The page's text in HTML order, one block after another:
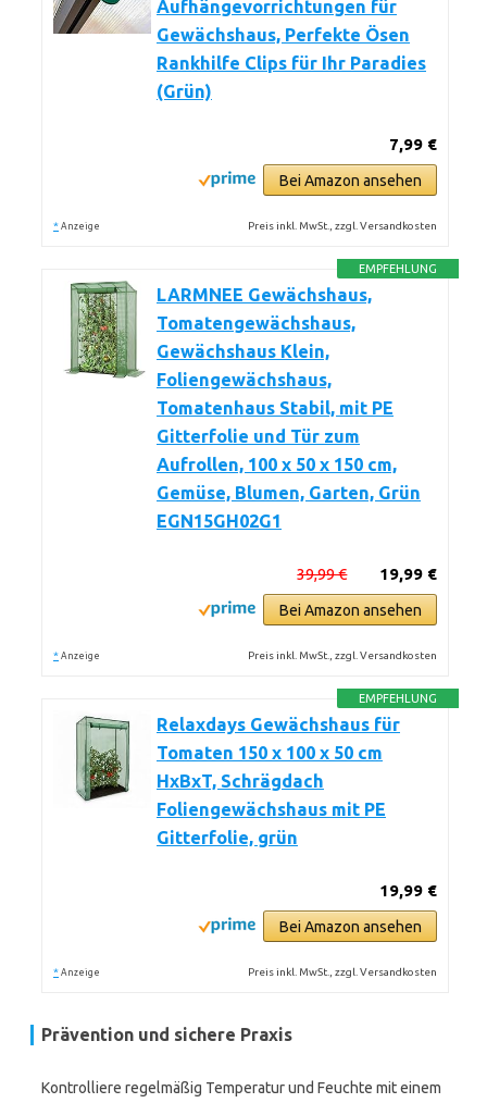
Aufhängevorrichtungen für
Gewächshaus, Perfekte Ösen
Rankhilfe Clips für Ihr Paradies
(Grün)
7,99 €
Bei Amazon ansehen
* Anzeige Preis inkl. MwSt., zzgl. Versandkosten
EMPFEHLUNG
LARMNEE Gewächshaus,
Tomatengewächshaus,
Gewächshaus Klein,
Foliengewächshaus,
Tomatenhaus Stabil, mit PE
Gitterfolie und Tür zum
Aufrollen, 100 x 50 x 150 cm,
Gemüse, Blumen, Garten, Grün
EGN15GH02G1
19,99 €
39,99 €
Bei Amazon ansehen
* Anzeige Preis inkl. MwSt., zzgl. Versandkosten
EMPFEHLUNG
Relaxdays Gewächshaus für
Tomaten 150 x 100 x 50 cm
HxBxT, Schrägdach
Foliengewächshaus mit PE
Gitterfolie, grün
19,99 €
Bei Amazon ansehen
* Anzeige Preis inkl. MwSt., zzgl. Versandkosten
Prävention und sichere Praxis
Kontrolliere regelmäßig Temperatur und Feuchte mit einem